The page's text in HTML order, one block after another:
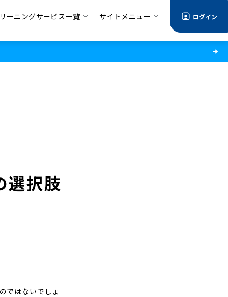
ーニングサービス一覧 サイトメニュー ログイン
選択肢
ではないでしょ